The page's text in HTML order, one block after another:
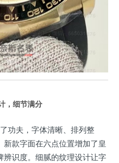
，细节满分
功夫，字体清晰、排列整
款字面在六点位置增加了皇
辨识度。细腻的纹理设计让字